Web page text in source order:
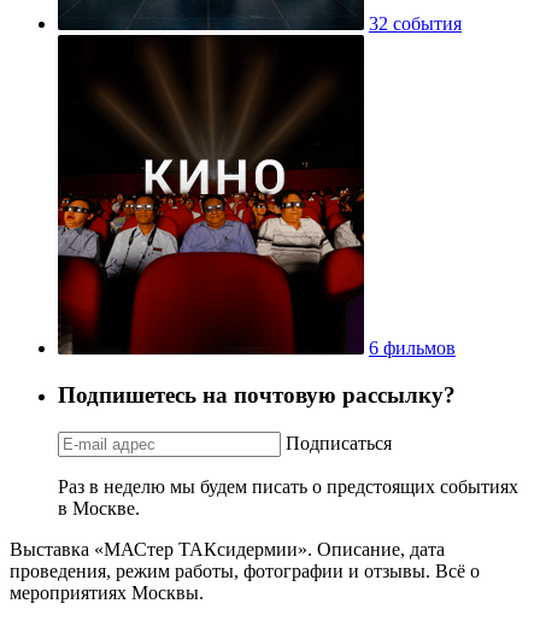
32 события
6 фильмов
Подпишетесь на почтовую рассылку?
Подписаться
Раз в неделю мы будем писать о предстоящих событиях
в Москве.
Выставка «МАСтер ТАКсидермии». Описание, дата
проведения, режим работы, фотографии и отзывы. Всё о
мероприятиях Москвы.